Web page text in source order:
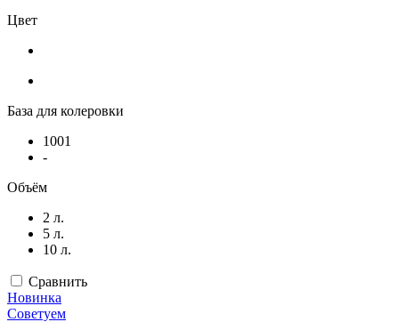
Цвет
База для колеровки
1001
-
Объём
2 л.
5 л.
10 л.
Сравнить
Новинка
Советуем